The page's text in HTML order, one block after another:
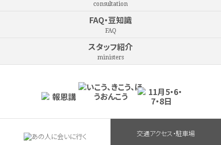
consultation
FAQ・豆知識
FAQ
スタッフ紹介
ministers
交通アクセス・駐車場